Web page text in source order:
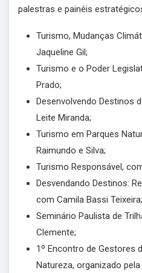
palestras e painéis
Turismo, Mudanças
Jaqueline Gil;
Turismo e o Poder
Prado;
Desenvolvendo Destinos
Leite Miranda;
Turismo em Parques
Raimundo e Silva;
Turismo Responsável,
Desvendando Destinos:
com Camila Bassi Teixeira;
Seminário Paulista de
Clemente;
1º Encontro de Gestores
Natureza, organizado pela